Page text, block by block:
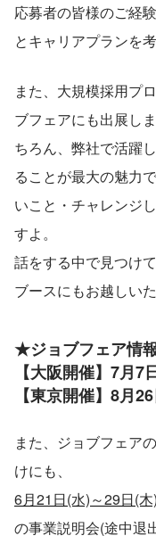
応募者の皆様のご経
とキャリアプランを
また、大規模採用プ
ブフェアにも出展し
ちろん、弊社で活躍
ることが最大の魅力
いこと・チャレンジ
すよ。
話をする中で見つけ
ブースにもお越しい
★ジョブフェア情
【大阪開催】7月7
【東京開催】8月
また、ジョブフェア
けにも、
6月21日(水)～29日(木)
の事業説明会(途中退